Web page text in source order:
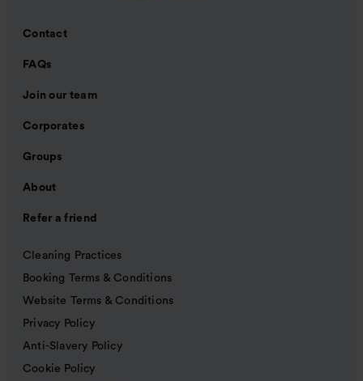
Contact
FAQs
Join our team
Corporates
Groups
About
Refer a friend
Cleaning Practices
Booking Terms & Conditions
Website Terms & Conditions
Privacy Policy
Anti-Slavery Policy
Cookie Policy